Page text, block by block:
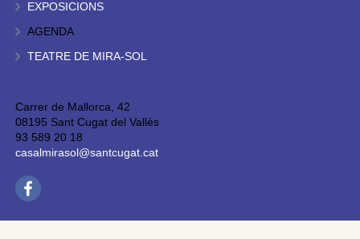
EXPOSICIONS
AGENDA
TEATRE DE MIRA-SOL
Carrer de Mallorca, 42
08195 Sant Cugat del Vallès
93 589 20 18
casalmirasol@santcugat.cat